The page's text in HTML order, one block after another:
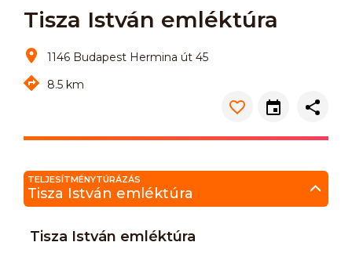
Tisza István emléktúra
1146 Budapest Hermina út 45
8.5 km
TELJESÍTMÉNYTÚRÁZÁS
Tisza István emléktúra
Tisza István emléktúra